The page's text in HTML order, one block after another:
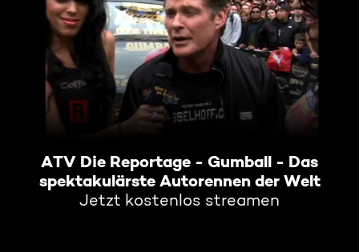
ATV Die Reportage - Gumball - Das
spektakulärste Autorennen der Welt
Jetzt kostenlos streamen